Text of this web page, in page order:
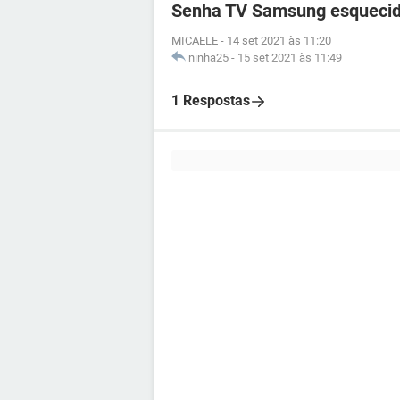
Senha TV Samsung
MICAELE - 14 set 2021 às 11:20
ninha25 - 15 set 2021 às 11:49
1 Respostas